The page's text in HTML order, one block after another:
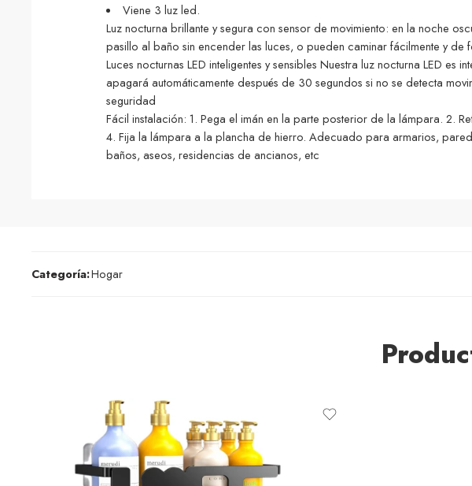
Viene 3 luz led.
Luz nocturna brillante y segura con sensor de movimiento: en la noche
pasillo al baño sin encender las luces, o pueden caminar fácilmente y
Luces nocturnas LED inteligentes y sensibles Nuestra luz nocturna LED
apagará automáticamente después de 30 segundos si no se detecta
seguridad
Fácil instalación: 1. Pega el imán en la parte posterior de la lámpara. 2.
4. Fija la lámpara a la plancha de hierro. Adecuado para armarios,
baños, aseos, residencias de ancianos, etc
Categoría:Hogar